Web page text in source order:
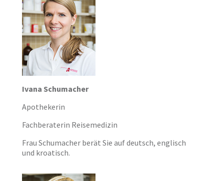
Ivana Schumacher
Apothekerin
Fachberaterin Reisemedizin
Frau Schumacher berät Sie auf deutsch, englisch
und kroatisch.